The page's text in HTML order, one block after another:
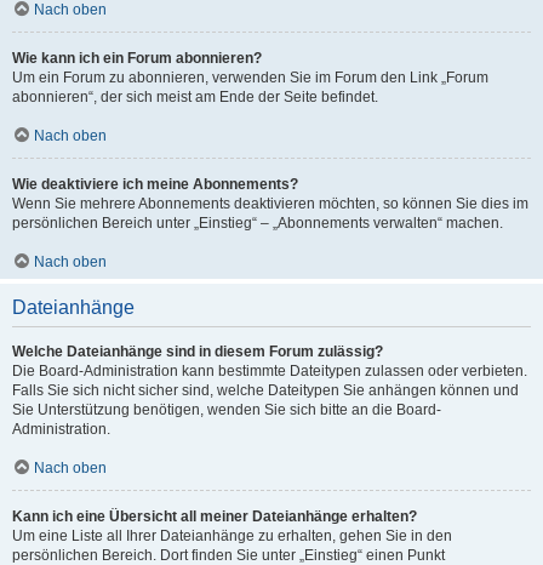
Nach oben
Wie kann ich ein Forum abonnieren?
Um ein Forum zu abonnieren, verwenden Sie im Forum den Link „Forum
abonnieren“, der sich meist am Ende der Seite befindet.
Nach oben
Wie deaktiviere ich meine Abonnements?
Wenn Sie mehrere Abonnements deaktivieren möchten, so können Sie dies im
persönlichen Bereich unter „Einstieg“ – „Abonnements verwalten“ machen.
Nach oben
Dateianhänge
Welche Dateianhänge sind in diesem Forum zulässig?
Die Board-Administration kann bestimmte Dateitypen zulassen oder verbieten.
Falls Sie sich nicht sicher sind, welche Dateitypen Sie anhängen können und
Sie Unterstützung benötigen, wenden Sie sich bitte an die Board-
Administration.
Nach oben
Kann ich eine Übersicht all meiner Dateianhänge erhalten?
Um eine Liste all Ihrer Dateianhänge zu erhalten, gehen Sie in den
persönlichen Bereich. Dort finden Sie unter „Einstieg“ einen Punkt